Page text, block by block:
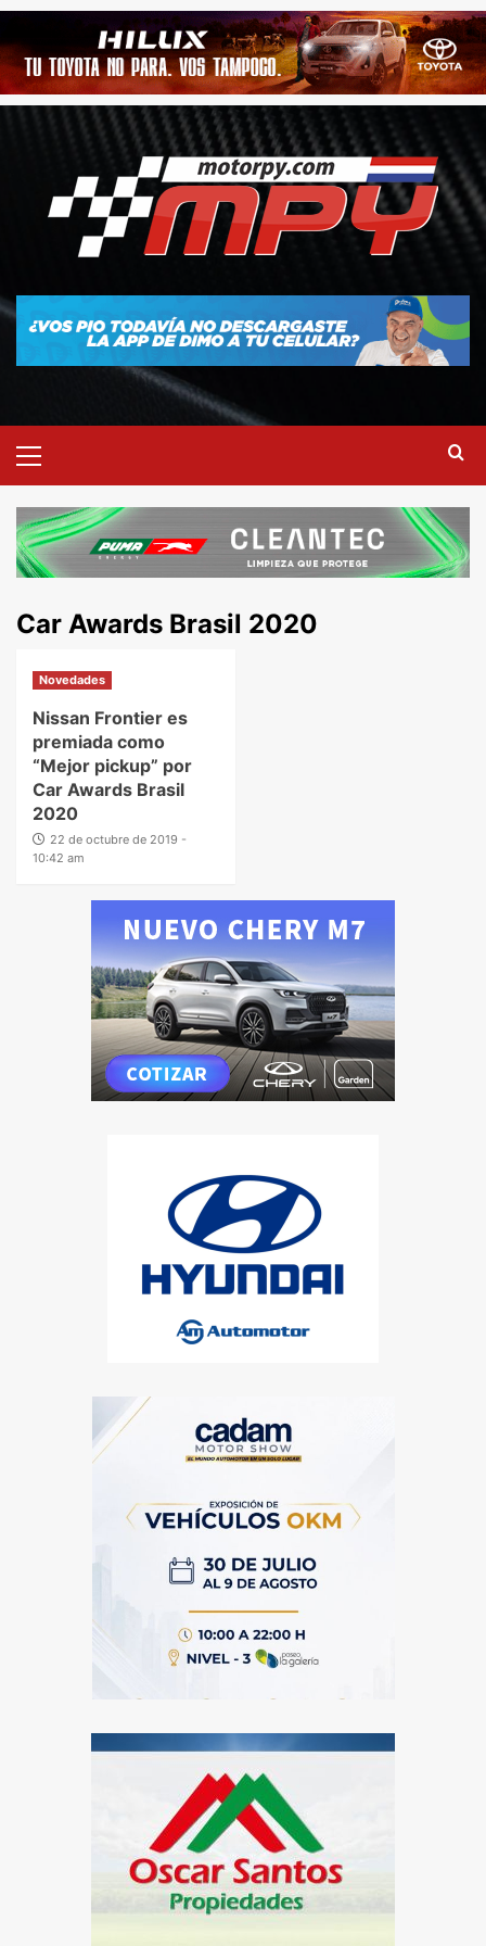
Car Awards Brasil 2020
Novedades
Nissan Frontier es
premiada como
“Mejor pickup” por
Car Awards Brasil
2020
22 de octubre de 2019 -
10:42 am